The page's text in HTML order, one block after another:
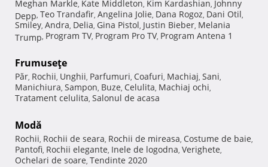
Meghan Markle, Kate Middleton, Kim Kardashian, Johnny
Depp, Teo Trandafir, Angelina Jolie, Dana Rogoz, Dani Otil,
Smiley, Andra, Delia, Gina Pistol, Justin Bieber, Melania
Trump, Program TV, Program Pro TV, Program Antena 1
Frumuseţe
Păr, Rochii, Unghii, Parfumuri, Coafuri, Machiaj, Sani,
Manichiura, Sampon, Buze, Celulita, Machiaj ochi,
Tratament celulita, Salonul de acasa
Modă
Rochii, Rochii de seara, Rochii de mireasa, Costume de baie,
Pantofi, Rochii elegante, Inele de logodna, Verighete,
Ochelari de soare, Tendinte 2020